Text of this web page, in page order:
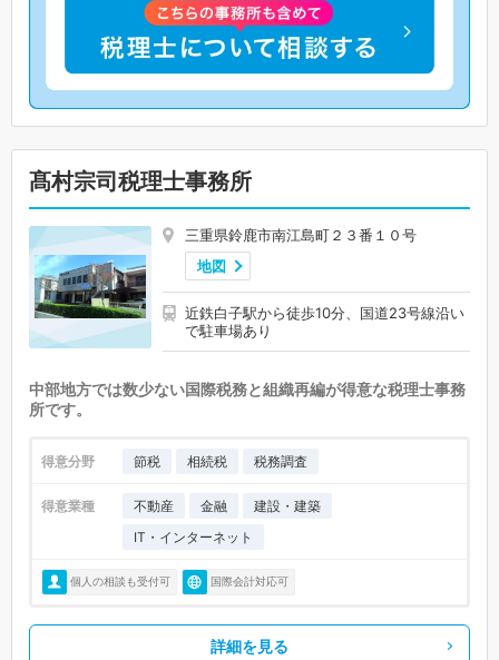
髙村宗司税理士事務所
三重県鈴鹿市南江島町２３番１０号
地図
近鉄白子駅から徒歩10分、国道23号線沿い
で駐車場あり
中部地方では数少ない国際税務と組織再編が得意な税理士事務
所です。
得意分野 節税 相続税 税務調査
得意業種 不動産 金融
建設・建築
IT・インターネット
個人の相談も受付可 国際会計対応可
詳細を見る